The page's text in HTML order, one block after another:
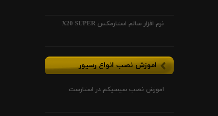
نرم افزار سالم استارمکس X20 SUPER
اموزش نصب انواع رسیور
اموزش نصب سیسیکم در استارست